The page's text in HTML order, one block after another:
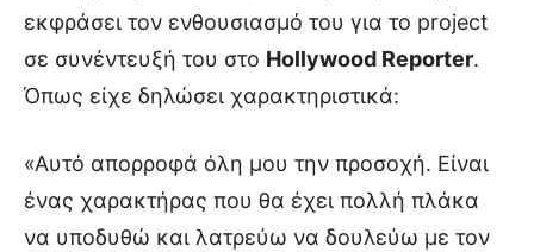
εκφράσει τον ενθουσιασμό του για το project
σε συνέντευξή του στο Hollywood Reporter.
Όπως είχε δηλώσει χαρακτηριστικά:
«Αυτό απορροφά όλη μου την προσοχή. Είναι
ένας χαρακτήρας που θα έχει πολλή πλάκα
να υποδυθώ και λατρεύω να δουλεύω με τον